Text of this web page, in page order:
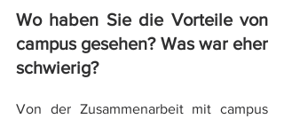
Wo haben Sie die Vorteile von
campus gesehen? Was war eher
schwierig?
Von der Zusammenarbeit mit campus